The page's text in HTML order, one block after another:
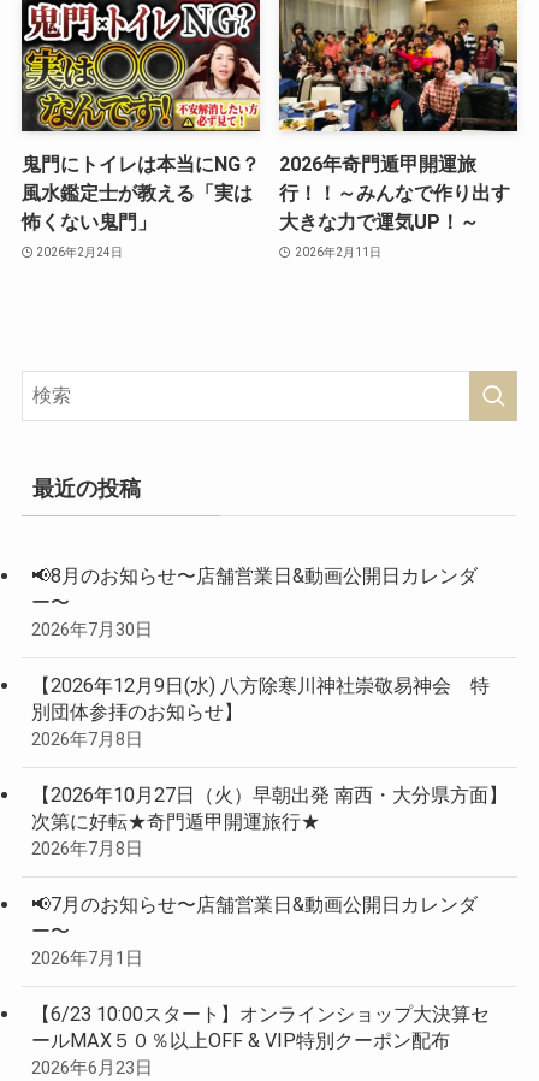
鬼門にトイレは本当にNG？
風水鑑定士が教える「実は
怖くない鬼門」
2026年2月24日
2026年奇門遁甲開運旅
行！！～みんなで作り出す
大きな力で運気UP！～
2026年2月11日
最近の投稿
📢8月のお知らせ〜店舗営業日&動画公開日カレンダ
ー〜
2026年7月30日
【2026年12月9日(水) 八方除寒川神社崇敬易神会 特
別団体参拝のお知らせ】
2026年7月8日
【2026年10月27日（火）早朝出発 南西・大分県方面】
次第に好転★奇門遁甲開運旅行★
2026年7月8日
📢7月のお知らせ〜店舗営業日&動画公開日カレンダ
ー〜
2026年7月1日
【6/23 10:00スタート】オンラインショップ大決算セ
ールMAX５０％以上OFF & VIP特別クーポン配布
2026年6月23日